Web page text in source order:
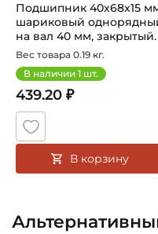
Подшипник 40х68х15
шариковый
на вал 40 мм, закрытый.
Арт...
Вес товара 0.19 кг.
В наличии 1 шт.
439.20 ₽
В корзину